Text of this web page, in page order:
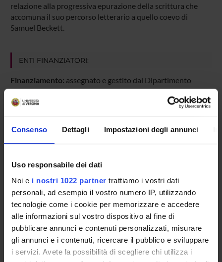
Consenso Dettagli Impostazioni degli annunci
Uso responsabile dei dati
Noi e i nostri 1022 partner trattiamo i vostri dati
personali, ad esempio il vostro numero IP, utilizzando
tecnologie come i cookie per memorizzare e accedere
alle informazioni sul vostro dispositivo al fine di
pubblicare annunci e contenuti personalizzati, misurare
gli annunci e i contenuti, ricercare il pubblico e sviluppare
i servizi. Avete la possibilità di scegliere chi utilizza i
relazione alla progressiva epurazione della scrittura che
accomuna il suo percorso letterario a quello coevo di
Samuel Beckett.
ENTI FINANZIATORI:
Finanziamento: assegnato e gestito dal Dipartimento
Stefano Genetti
AREE DI RICERCA COINVOLTE DAL PROGETTO
Letteratura francese e letterature francofone